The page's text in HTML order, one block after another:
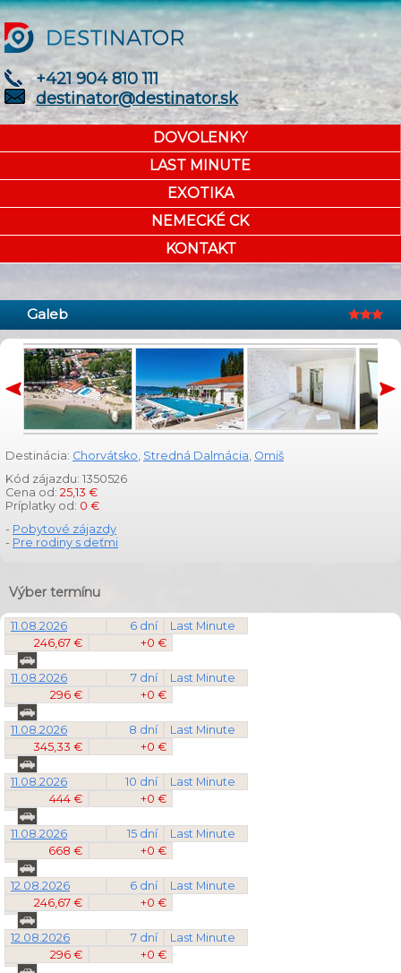
+421 904 810 111
destinator@destinator.sk
DOVOLENKY
LAST MINUTE
EXOTIKA
NEMECKÉ CK
KONTAKT
Galeb
Destinácia: Chorvátsko, Stredná Dalmácia, Omiš
Kód zájazdu: 1350526
Cena od: 25,13 €
Príplatky od: 0 €
- Pobytové zájazdy
- Pre rodiny s deťmi
Výber termínu
11.08.2026 6 dní
Last Minute
246,67 €
+0 €
11.08.2026 7 dní
Last Minute
296 €
+0 €
11.08.2026 8 dní
Last Minute
345,33 €
+0 €
11.08.2026 10 dní
Last Minute
444 €
+0 €
11.08.2026 15 dní
Last Minute
668 €
+0 €
12.08.2026 6 dní
Last Minute
246,67 €
+0 €
12.08.2026 7 dní
Last Minute
296 €
+0 €